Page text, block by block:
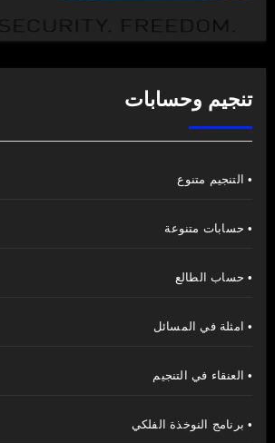
تنجيم وحسابات
• التنجيم متنوع
• حسابات متنوعة
• حساب الطالع
• امثلة في المسائل
• العنقاء في التنجيم
• برنامج النوخذة الفلكي